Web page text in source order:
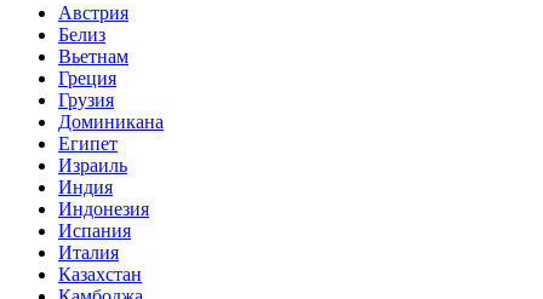
Австрия
Белиз
Вьетнам
Греция
Грузия
Доминикана
Египет
Израиль
Индия
Индонезия
Испания
Италия
Казахстан